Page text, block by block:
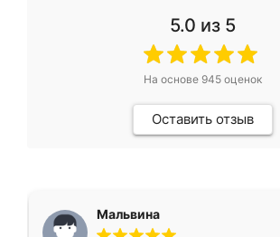
5.0 из 5
На основе 945оценок
Оставить отзыв
Мальвина